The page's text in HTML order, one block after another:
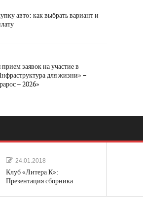
авто: как выбрать вариант и
заявок на участие в
для жизни» –
– 2026»
24.01.2018
Клуб «Литера К»:
Презентация сборника